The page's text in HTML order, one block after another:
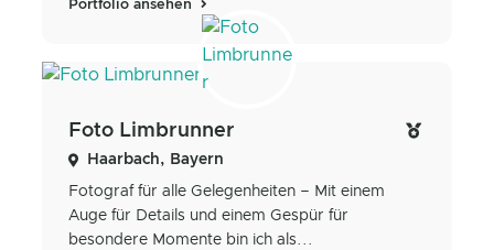
Portfolio ansehen
Foto Limbrunner
Haarbach, Bayern
Fotograf für alle Gelegenheiten – Mit einem
Auge für Details und einem Gespür für
besondere Momente bin ich als...